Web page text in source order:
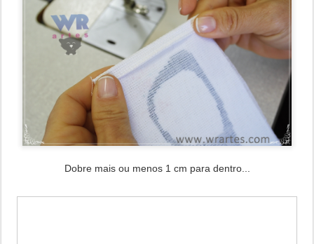
Dobre mais ou menos 1 cm para dentro...